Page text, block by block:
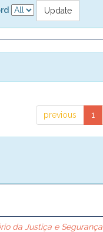
previous 1
da Justiça e Segurança